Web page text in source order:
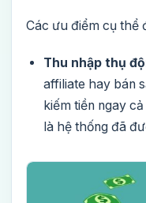
Các ưu điểm cụ thể
Thu nhập thụ
affiliate hay bán
kiếm tiền ngay
là hệ thống đã